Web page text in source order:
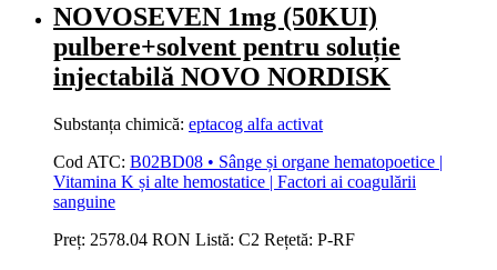
NOVOSEVEN 1mg (50KUI)
pulbere+solvent pentru soluție
injectabilă NOVO NORDISK
Substanța chimică: eptacog alfa activat
Cod ATC: B02BD08 • Sânge și organe hematopoetice |
Vitamina K și alte hemostatice | Factori ai coagulării
sanguine
Preț: 2578.04 RON Listă: C2 Rețetă: P-RF